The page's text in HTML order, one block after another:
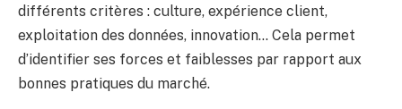
différents critères : culture, expérience client,
exploitation des données, innovation… Cela permet
d’identifier ses forces et faiblesses par rapport aux
bonnes pratiques du marché.